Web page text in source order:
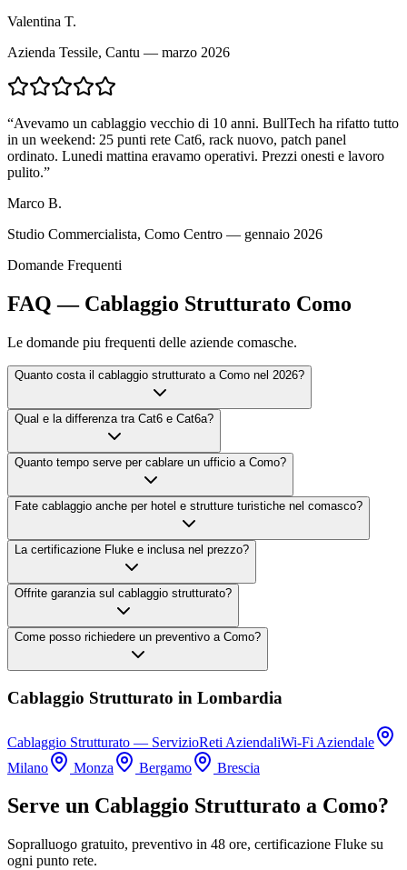
Valentina T.
Azienda Tessile, Cantu — marzo 2026
“Avevamo un cablaggio vecchio di 10 anni. BullTech ha rifatto tutto
in un weekend: 25 punti rete Cat6, rack nuovo, patch panel
ordinato. Lunedi mattina eravamo operativi. Prezzi onesti e lavoro
pulito.”
Marco B.
Studio Commercialista, Como Centro — gennaio 2026
Domande Frequenti
FAQ — Cablaggio Strutturato Como
Le domande piu frequenti delle aziende comasche.
Quanto costa il cablaggio strutturato a Como nel 2026?
Qual e la differenza tra Cat6 e Cat6a?
Quanto tempo serve per cablare un ufficio a Como?
Fate cablaggio anche per hotel e strutture turistiche nel comasco?
La certificazione Fluke e inclusa nel prezzo?
Offrite garanzia sul cablaggio strutturato?
Come posso richiedere un preventivo a Como?
Cablaggio Strutturato in Lombardia
Cablaggio Strutturato — ServizioReti AziendaliWi-Fi Aziendale
Milano
Monza Bergamo Brescia
Serve un Cablaggio Strutturato a Como?
Sopralluogo gratuito, preventivo in 48 ore, certificazione Fluke su
ogni punto rete.